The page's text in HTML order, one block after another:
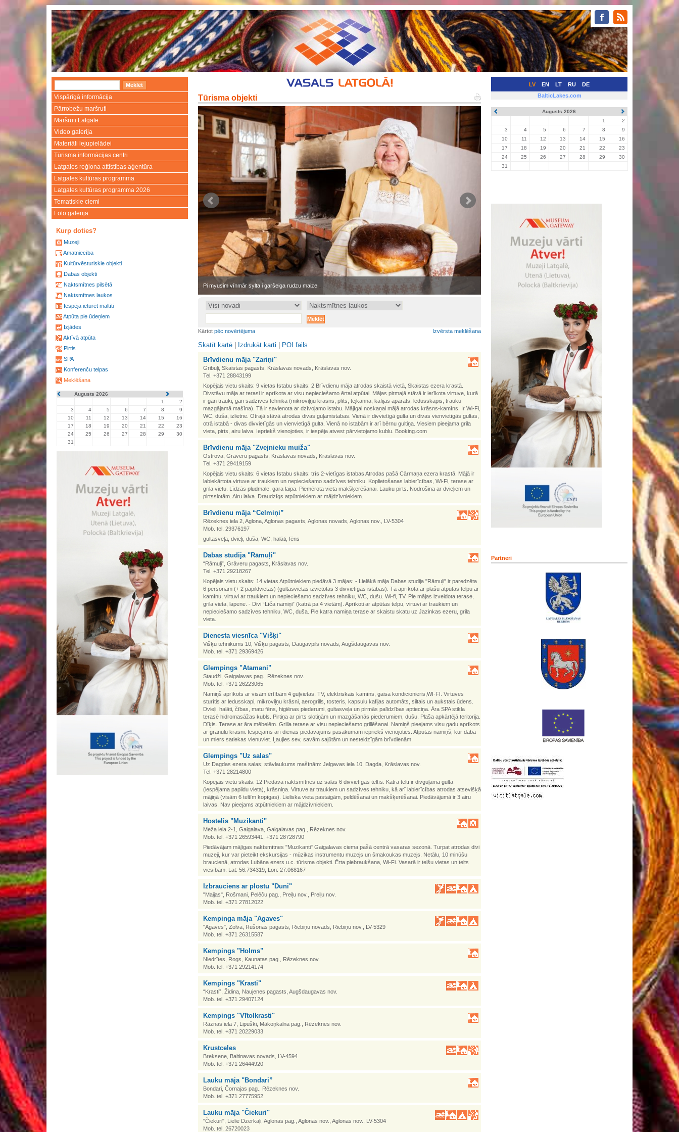
LV EN LT RU DE
Vispārīgā informācija
Pārrobežu maršruti
Maršruti Latgalē
Video galerija
Materiāli lejupielādei
Tūrisma informācijas centri
Latgales reģiona attīstības aģentūra
Latgales kultūras programma
Latgales kultūras programma 2026
Tematiskie ciemi
Foto galerija
Kurp doties?
Muzeji
Amatniecība
Kultūrvēsturiskie objekti
Dabas objekti
Naktsmītnes pilsētā
Naktsmītnes laukos
Iespēja ieturēt maltīti
Atpūta pie ūdeņiem
Izjādes
Aktīvā atpūta
Pirtis
SPA
Konferenču telpas
Meklēšana
Augusts 2026
1
2
3
4 5 6 7 8
9
10
11 12 13 14 15
16
17
18 19 20 21 22
23
24
25 26 27 28 29
30
31
Tūrisma objekti
Pi myusim vīnmār sylta i garšeiga rudzu maize Lobuokī piertnīki dzeivoj Latgolā
•
•
Kārtot pēc novērtējuma Izvērsta meklēšana
Skatīt kartē Izdrukāt karti
POI fails
Brīvdienu māja "Zariņi"
Gribuļi, Skaistas pagasts, Krāslavas novads, Krāslavas nov.
Tel. +371 28843199
Kopējais vietu skaits: 9 vietas Istabu skaits: 2 Brīvdienu māja atrodas skaistā vietā, Skaistas ezera krastā.
Divstāvu māja ar terasi ir aprīkota ar visu nepieciešamo ērtai atpūtai. Mājas pirmajā stāvā ir ierīkota virtuve, kurā
ir gan trauki, gan sadzīves tehnika (mikroviļņu krāsns, plīts, tējkanna, kafijas aparāts, ledusskapis, trauku
mazgājamā mašīna). Tā ir savienota ar dzīvojamo istabu. Mājīgai noskaņai mājā atrodas krāsns-kamīns. Ir Wi-Fi,
WC, duša, izlietne. Otrajā stāvā atrodas divas guļamistabas. Vienā ir divvietīgā gulta un divas vienvietīgās gultas,
otrā istabā - divas divvietīgās un vienvietīgā gulta. Vienā no istabām ir arī bērnu gultiņa. Viesiem pieejama grila
vieta, pirts, airu laiva. Iepriekš vienojoties, ir iespēja atvest pārvietojamo kublu. Booking.com
Brīvdienu māja "Zvejnieku muiža"
Ostrova, Grāveru pagasts, Krāslavas novads, Krāslavas nov.
Tel. +371 29419159
Kopējais vietu skaits: 6 vietas Istabu skaits: trīs 2-vietīgas istabas Atrodas pašā Cārmaņa ezera krastā. Mājā ir
labiekārtota virtuve ar traukiem un nepieciešamo sadzīves tehniku. Koplietošanas labierīcības, Wi-Fi, terase ar
grila vietu. Līdzās pludmale, gara laipa. Piemērota vieta makšķerēšanai. Lauku pirts. Nodrošina ar dvieļiem un
pirtsslotām. Airu laiva. Draudzīgs atpūtniekiem ar mājdzīvniekiem.
Brīvdienu māja “Celmiņi”
Rēzeknes iela 2, Aglona, Aglonas pagasts, Aglonas novads, Aglonas nov., LV-5304
Mob. tel. 29376197
gultasveļa, dvieļi, duša, WC, halāti, fēns
Dabas studija "Rāmuļi"
“Rāmuļi”, Grāveru pagasts, Krāslavas nov.
Tel. +371 29218267
Kopējais vietu skaits: 14 vietas Atpūtniekiem piedāvā 3 mājas: - Lielākā māja Dabas studija "Rāmuļi" ir paredzēta
6 personām (+ 2 papildvietas) (gultasvietas izvietotas 3 divvietīgās istabās). Tā aprīkota ar plašu atpūtas telpu ar
kamīnu, virtuvi ar traukiem un nepieciešamo sadzīves tehniku, WC, dušu. Wi-fi, TV. Pie mājas izveidota terase,
grila vieta, lapene. - Divi “Līča namiņi” (katrā pa 4 vietām). Aprīkoti ar atpūtas telpu, virtuvi ar traukiem un
nepieciešamo sadzīves tehniku, WC, duša. Pie katra namiņa terase ar skaistu skatu uz Jazinkas ezeru, grila
vieta.
Dienesta viesnīca "Višķi"
Višķu tehnikums 10, Višķu pagasts, Daugavpils novads, Augšdaugavas nov.
Mob. tel. +371 29369426
Glempings "Atamani"
Staudži, Gaigalavas pag., Rēzeknes nov.
Mob. tel. +371 26223065
Namiņš aprīkots ar visām ērtībām 4 guļvietas, TV, elektriskais kamīns, gaisa kondicionieris,WI-FI. Virtuves
sturītis ar ledusskapi, mikroviļņu krāsni, aerogrills, tosteris, kapsulu kafijas automāts, siltais un aukstais ūdens.
Dvieļi, halāti, čības, matu fēns, higiēnas piederumi, gultasveļa un pirmās palīdzības aptieciņa. Āra SPA stikla
terasē hidromasāžas kubls. Pirtiņa ar pirts slotiņām un mazgāšanās piederumiem, dušu. Plaša apkārtējā teritorija.
Dīķis. Terase ar āra mēbelēm. Grilla terase ar visu nepieciešamo grillēšanai. Namiņš pieejams visu gadu aprīkots
ar granulu krāsni. Iespējams arī dienas piedāvājums pasākumam iepriekš vienojoties. Atpūtas namiņš, kur daba
un miers satiekas vienuviet. Ļaujies sev, savām sajūtām un nesteidzīgām brīvdienām.
Glempings "Uz salas"
Uz Dagdas ezera salas; stāvlaukums mašīnām: Jelgavas iela 10, Dagda, Krāslavas nov.
Tel. +371 28214800
Kopējais vietu skaits: 12 Piedāvā naktsmītnes uz salas 6 divvietīgās teltīs. Katrā teltī ir divguļama gulta
(iespējama papildu vieta), krāsniņa. Virtuve ar traukiem un sadzīves tehniku, kā arī labierīcības atrodas atsevišķā
mājiņā (visām 6 teltīm kopīgas). Lieliska vieta pastaigām, peldēšanai un makšķerēšanai. Piedāvājumā ir 3 airu
laivas. Nav pieejams atpūtniekiem ar mājdzīvniekiem.
Hostelis "Muzikanti"
Meža iela 2-1, Gaigalava, Gaigalavas pag., Rēzeknes nov.
Mob. tel. +371 26593441, +371 28728790
Piedāvājam mājīgas naktsmītnes "Muzikanti" Gaigalavas ciema pašā centrā vasaras sezonā. Turpat atrodas divi
muzeji, kur var pieteikt ekskursijas - mūzikas instrumentu muzejs un šmakoukas muzejs. Netālu, 10 minūšu
braucienā, atrodas Lubāna ezers u.c. tūrisma objekti. Ērta piebraukšana, Wi-Fi. Vasarā ir telšu vietas un telts
viesībām. Lat: 56.734319, Lon: 27.068167
Izbrauciens ar plostu "Duni"
"Maijas", Rošmani, Pelēču pag., Preiļu nov., Preiļu nov.
Mob. tel. +371 27812022
Kempinga māja "Agaves"
"Agaves", Zolva, Rušonas pagasts, Riebiņu novads, Riebiņu nov., LV-5329
Mob. tel. +371 26315587
Kempings "Holms"
Niedrītes, Rogs, Kaunatas pag., Rēzeknes nov.
Mob. tel. +371 29214174
Kempings "Krasti"
“Krasti”, Židina, Naujenes pagasts, Augšdaugavas nov.
Mob. tel. +371 29407124
Kempings "Vītolkrasti"
Rāznas iela 7, Lipuški, Mākoņkalna pag., Rēzeknes nov.
Mob. tel. +371 20229033
Krustceles
Breksene, Baltinavas novads, LV-4594
Mob. tel. +371 26444920
Lauku māja "Bondari”
Bondari, Čornajas pag., Rēzeknes nov.
Mob. tel. +371 27775952
Lauku māja "Čiekuri"
"Čiekuri", Lielie Dzerkaļi, Aglonas pag., Aglonas nov., Aglonas nov., LV-5304
Mob. tel. 26720023
BalticLakes.com
Augusts 2026
1
2
3
4 5 6 7 8
9
10
11 12 13 14 15
16
17
18 19 20 21 22
23
24
25 26 27 28 29
30
31
Partneri